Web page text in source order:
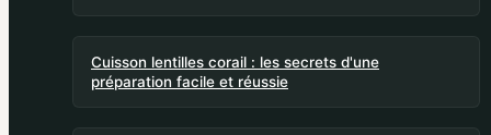
Cuisson lentilles corail : les secrets d'une
préparation facile et réussie